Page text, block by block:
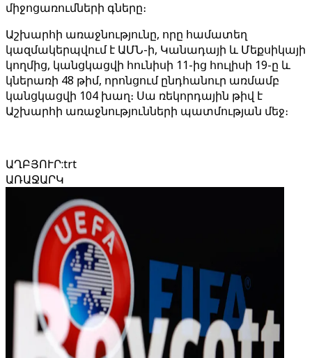
միջոցառումների գները։
Աշխարհի առաջնությունը, որը համատեղ
կազմակերպվում է ԱՄՆ-ի, Կանադայի և Մեքսիկայի
կողմից, կանցկացվի հունիսի 11-ից հուլիսի 19-ը և
կներառի 48 թիմ, որոնցում ընդհանուր առմամբ
կանցկացվի 104 խաղ։ Սա ռեկորդային թիվ է
Աշխարհի առաջնությունների պատմության մեջ։
ԱՂԲՅՈՒՐ:trt
ԱՌԱՋԱՐԿ